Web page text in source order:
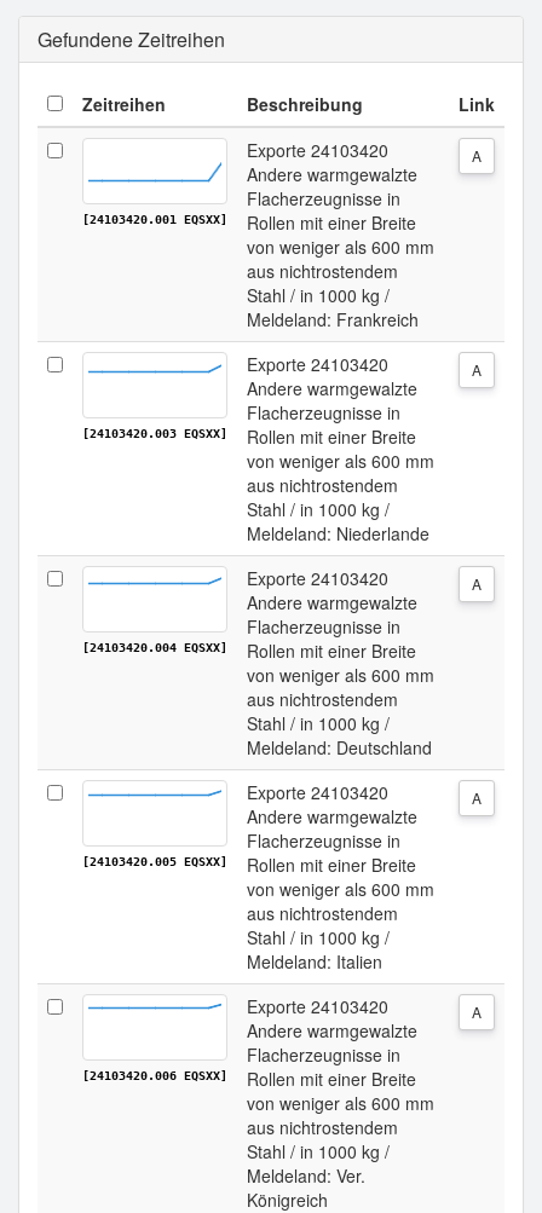
Gefundene Zeitreihen
Zeitreihen Beschreibung Link
[24103420.001 EQSXX]
Exporte 24103420
Andere warmgewalzte
Flacherzeugnisse in
Rollen mit einer Breite
von weniger als 600 mm
aus nichtrostendem
Stahl / in 1000 kg /
Meldeland: Frankreich
A
[24103420.003 EQSXX]
Exporte 24103420
Andere warmgewalzte
Flacherzeugnisse in
Rollen mit einer Breite
von weniger als 600 mm
aus nichtrostendem
Stahl / in 1000 kg /
Meldeland: Niederlande
A
[24103420.004 EQSXX]
Exporte 24103420
Andere warmgewalzte
Flacherzeugnisse in
Rollen mit einer Breite
von weniger als 600 mm
aus nichtrostendem
Stahl / in 1000 kg /
Meldeland: Deutschland
A
[24103420.005 EQSXX]
Exporte 24103420
Andere warmgewalzte
Flacherzeugnisse in
Rollen mit einer Breite
von weniger als 600 mm
aus nichtrostendem
Stahl / in 1000 kg /
Meldeland: Italien
A
[24103420.006 EQSXX]
Exporte 24103420
Andere warmgewalzte
Flacherzeugnisse in
Rollen mit einer Breite
von weniger als 600 mm
aus nichtrostendem
Stahl / in 1000 kg /
Meldeland: Ver.
Königreich
A